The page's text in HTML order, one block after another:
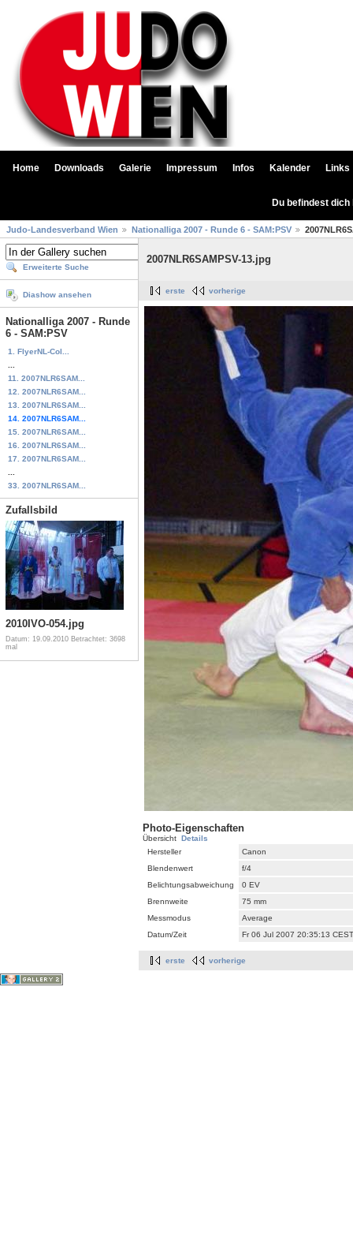
Home Downloads Galerie Impressum Infos Kalender Links
Du befindest
Judo-Landesverband Wien Nationalliga 2007 - Runde 6 - SAM:PSV
Erweiterte Suche
Diashow ansehen
Nationalliga 2007 - Runde
6 - SAM:PSV
1. FlyerNL-Col...
11. 2007NLR6SAM...
12. 2007NLR6SAM...
13. 2007NLR6SAM...
14. 2007NLR6SAM...
15. 2007NLR6SAM...
16. 2007NLR6SAM...
17. 2007NLR6SAM...
33. 2007NLR6SAM...
Zufallsbild
2010IVO-054.jpg
Datum: 19.09.2010 Betrachtet: 3698
mal
2007NLR6SAMPSV-13.jpg
erste vorherige
Photo-Eigenschaften
Übersicht Details
Hersteller
Canon
Blendenwert
f/4
Belichtungsabweichung
0 EV
Brennweite
75 mm
Messmodus
Average
Datum/Zeit
Fr 06 Jul 2007 20:35:13 CEST
erste vorherige